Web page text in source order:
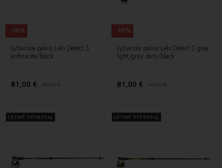
Lyžiarske palice Leki Detect S
anthracite/black
81,00 € 90,00€
-10%
Lyžiarske palice Leki Detect S grey
light/grey dark/black
81,00 € 90,00€
-10%
LETNÝ VÝPREDAJ LETNÝ VÝPREDAJ